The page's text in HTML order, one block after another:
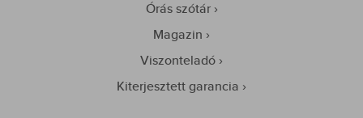
Órás szótár
Magazin
Viszonteladó
Kiterjesztett garancia